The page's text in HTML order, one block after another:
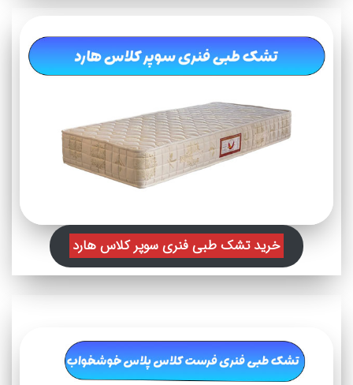
خرید تشک طبی فنری سوپر کلاس هارد